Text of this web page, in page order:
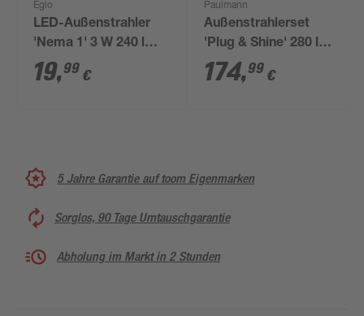
Eglo
LED-Außenstrahler
'Nema 1' 3 W 240 lm
warmweiß IP 44
19,99 €
Paulmann
Außenstrahlerset
'Plug & Shine' 280 lm
warmweiß IP 67 Ø 5,2
x 29 cm 3 Stück
174,99 €
5 Jahre Garantie auf toom Eigenmarken
Sorglos, 90 Tage Umtauschgarantie
Abholung im Markt in 2 Stunden